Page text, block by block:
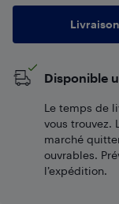
Livraison
Disponible
Le temps de
vous trouvez.
marché
ouvrables.
l’expédition.